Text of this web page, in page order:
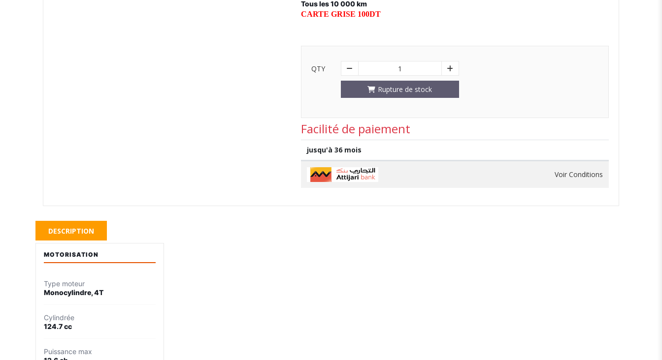
Tous les 10 000 km
CARTE GRISE 100DT
QTY 1
Rupture de stock
Facilité de paiement
jusqu'à 36 mois
Voir Conditions
DESCRIPTION
MOTORISATION
Type moteur
Monocylindre, 4T
Cylindrée
124.7 cc
Puissance max